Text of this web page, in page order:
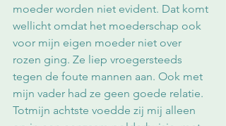
moeder worden niet evident. Dat komt
wellicht omdat het moederschap ook
voor mijn eigen moeder niet over
rozen ging. Ze liep vroegersteeds
tegen de foute mannen aan. Ook met
mijn vader had ze geen goede relatie.
Totmijn achtste voedde zij mij alleen